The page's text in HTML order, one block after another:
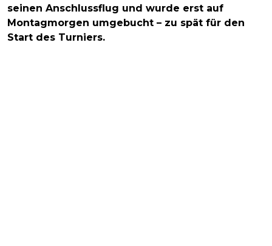
seinen Anschlussflug und wurde erst auf
Montagmorgen umgebucht – zu spät für den
Start des Turniers.